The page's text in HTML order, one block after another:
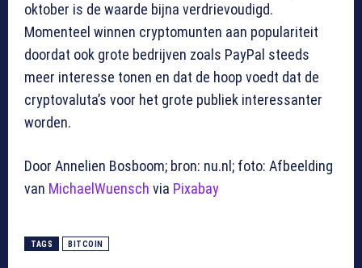
oktober is de waarde bijna verdrievoudigd.
Momenteel winnen cryptomunten aan populariteit
doordat ook grote bedrijven zoals PayPal steeds
meer interesse tonen en dat de hoop voedt dat de
cryptovaluta’s voor het grote publiek interessanter
worden.
Door Annelien Bosboom; bron: nu.nl; foto: Afbeelding
van MichaelWuensch via Pixabay
TAGS BITCOIN